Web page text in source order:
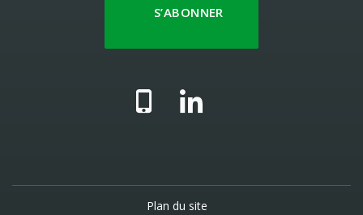
S’ABONNER
Plan du site